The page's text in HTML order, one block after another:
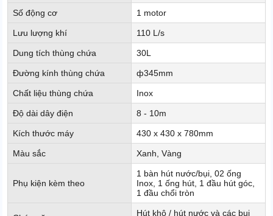
Số động cơ 1 motor
Lưu lượng khí 110 L/s
Dung tích thùng chứa 30L
Đường kính thùng chứa ф345mm
Chất liệu thùng chứa Inox
Độ dài dây điện 8 - 10m
Kích thước máy 430 x 430 x 780mm
Màu sắc Xanh, Vàng
Phụ kiện kèm theo
1 bàn hút nước/bụi, 02 ống
Inox, 1 ống hút, 1 đầu hút góc,
1 đầu chổi tròn
Hút khô / hút nước và các bụi